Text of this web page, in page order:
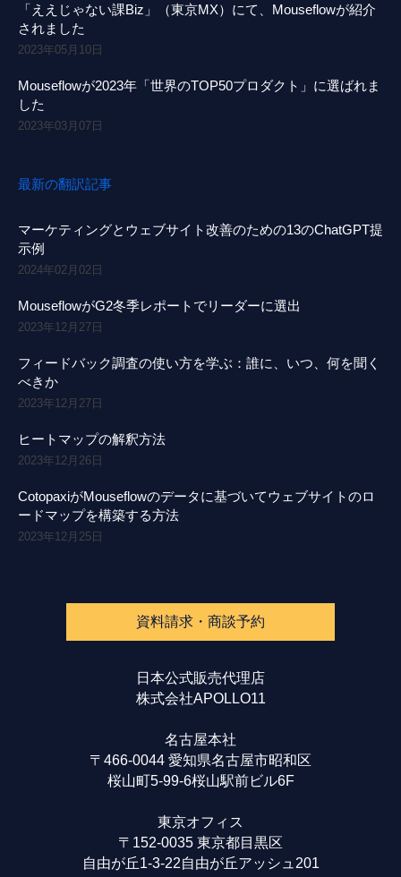
「ええじゃない課Biz」（東京MX）にて、Mouseflowが紹介
されました
2023年05月10日
Mouseflowが2023年「世界のTOP50プロダクト」に選ばれま
した
2023年03月07日
最新の翻訳記事
マーケティングとウェブサイト改善のための13のChatGPT提
示例
2024年02月02日
MouseflowがG2冬季レポートでリーダーに選出
2023年12月27日
フィードバック調査の使い方を学ぶ：誰に、いつ、何を聞く
べきか
2023年12月27日
ヒートマップの解釈方法
2023年12月26日
CotopaxiがMouseflowのデータに基づいてウェブサイトのロ
ードマップを構築する方法
2023年12月25日
資料請求・商談予約
日本公式販売代理店
株式会社APOLLO11
名古屋本社
〒466-0044 愛知県名古屋市昭和区
桜山町5-99-6桜山駅前ビル6F
東京オフィス
〒152-0035 東京都目黒区
自由が丘1-3-22自由が丘アッシュ201